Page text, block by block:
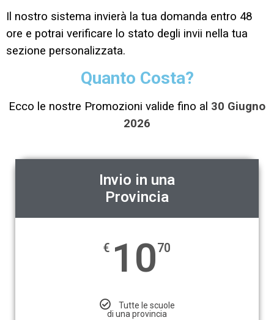
Il nostro sistema invierà la tua domanda entro 48
ore e potrai verificare lo stato degli invii nella tua
sezione personalizzata.
Quanto Costa?
Ecco le nostre Promozioni valide fino al 30 Giugno
2026
Invio in una
Provincia
€ 1070
Tutte le scuole
di una provincia